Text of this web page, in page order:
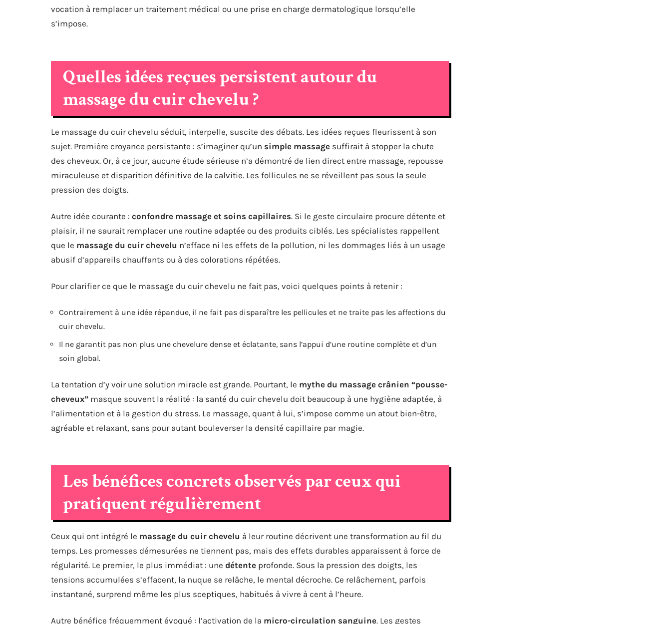
vocation à remplacer un traitement médical ou une prise en charge dermatologique lorsqu’elle
s’impose.
Quelles idées reçues persistent autour du
massage du cuir chevelu ?
Le massage du cuir chevelu séduit, interpelle, suscite des débats. Les idées reçues fleurissent à son
sujet. Première croyance persistante : s’imaginer qu’un simple massage suffirait à stopper la chute
des cheveux. Or, à ce jour, aucune étude sérieuse n’a démontré de lien direct entre massage, repousse
miraculeuse et disparition définitive de la calvitie. Les follicules ne se réveillent pas sous la seule
pression des doigts.
Autre idée courante : confondre massage et soins capillaires. Si le geste circulaire procure détente et
plaisir, il ne saurait remplacer une routine adaptée ou des produits ciblés. Les spécialistes rappellent
que le massage du cuir chevelu n’efface ni les effets de la pollution, ni les dommages liés à un usage
abusif d’appareils chauffants ou à des colorations répétées.
Pour clarifier ce que le massage du cuir chevelu ne fait pas, voici quelques points à retenir :
Contrairement à une idée répandue, il ne fait pas disparaître les pellicules et ne traite pas les affections du
cuir chevelu.
Il ne garantit pas non plus une chevelure dense et éclatante, sans l’appui d’une routine complète et d’un
soin global.
La tentation d’y voir une solution miracle est grande. Pourtant, le mythe du massage crânien “pousse-
cheveux” masque souvent la réalité : la santé du cuir chevelu doit beaucoup à une hygiène adaptée, à
l’alimentation et à la gestion du stress. Le massage, quant à lui, s’impose comme un atout bien-être,
agréable et relaxant, sans pour autant bouleverser la densité capillaire par magie.
Les bénéfices concrets observés par ceux qui
pratiquent régulièrement
Ceux qui ont intégré le massage du cuir chevelu à leur routine décrivent une transformation au fil du
temps. Les promesses démesurées ne tiennent pas, mais des effets durables apparaissent à force de
régularité. Le premier, le plus immédiat : une détente profonde. Sous la pression des doigts, les
tensions accumulées s’effacent, la nuque se relâche, le mental décroche. Ce relâchement, parfois
instantané, surprend même les plus sceptiques, habitués à vivre à cent à l’heure.
Autre bénéfice fréquemment évoqué : l’activation de la micro-circulation sanguine. Les gestes